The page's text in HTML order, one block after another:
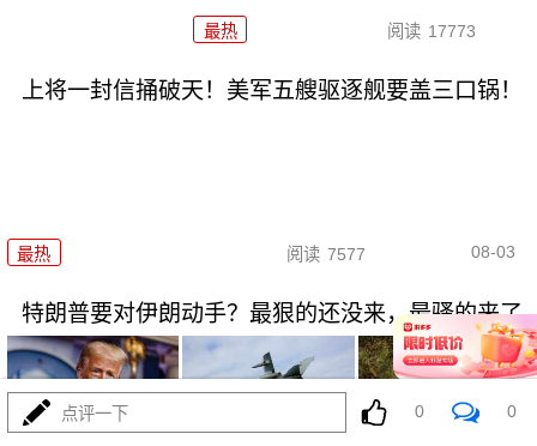
最热 阅读 17773
上将一封信捅破天！美军五艘驱逐舰要盖三口锅！
最热 阅读 7577 08-03
特朗普要对伊朗动手？最狠的还没来，最骚的来了
点评一下 0 0